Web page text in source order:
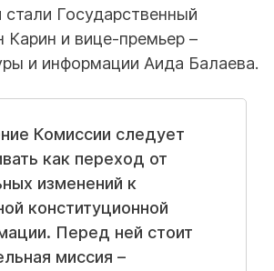
стали Государственный
Карин и вице-премьер –
и информации Аида Балаева.
Комиссии следует
как переход от
изменений к
конституционной
Перед ней стоит
миссия –